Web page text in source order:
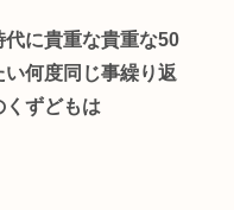
に貴重な貴重な50
何度同じ事繰り返
ずどもは